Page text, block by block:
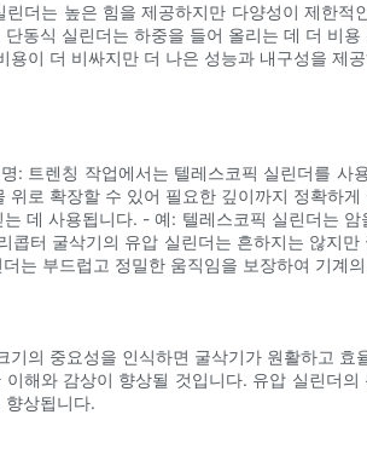
더는 높은 힘을 제공하지만 다양성이 제한적
동식 실린더는 하중을 들어 올리는 데 더 비
이 더 비싸지만 더 나은 성능과 내구성을 제
트렌칭 작업에서는 텔레스코픽 실린더를 사
로 확장할 수 있어 필요한 깊이까지 정확하
데 사용됩니다. - 예: 텔레스코픽 실린더는
터 굴삭기의 유압 실린더는 흔하지는 않지
는 부드럽고 정밀한 움직임을 보장하여 기계
의 중요성을 인식하면 굴삭기가 원활하고 효
해와 감상이 향상될 것입니다. 유압 실린더의
상됩니다.